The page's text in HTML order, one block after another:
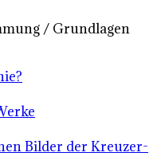
/ Grundlagen
Bilder der Kreuzer-